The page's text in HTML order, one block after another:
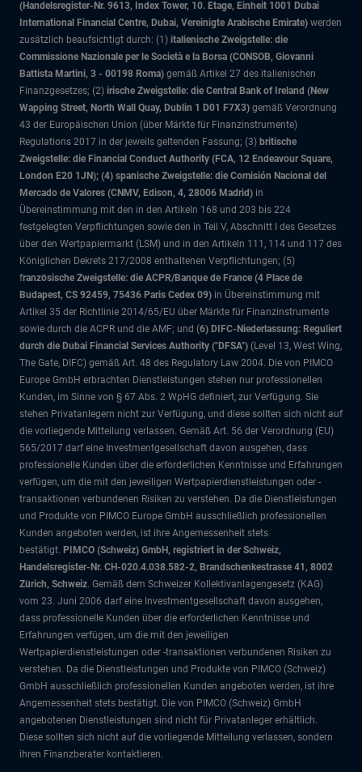
(Handelsregister-Nr. 9613, Index Tower, 10. Etage, Einheit 1001 Dubai
International Financial Centre, Dubai, Vereinigte Arabische Emirate) werden
zusätzlich beaufsichtigt durch: (1) italienische Zweigstelle: die
Commissione Nazionale per le Società e la Borsa (CONSOB, Giovanni
Battista Martini, 3 - 00198 Roma) gemäß Artikel 27 des italienischen
Finanzgesetzes; (2) irische Zweigstelle: die Central Bank of Ireland (New
Wapping Street, North Wall Quay, Dublin 1 D01 F7X3) gemäß Verordnung
43 der Europäischen Union (über Märkte für Finanzinstrumente)
Regulations 2017 in der jeweils geltenden Fassung; (3) britische
Zweigstelle: die Financial Conduct Authority (FCA, 12 Endeavour Square,
London E20 1JN); (4) spanische Zweigstelle: die Comisión Nacional del
Mercado de Valores (CNMV, Edison, 4, 28006 Madrid) in
Übereinstimmung mit den in den Artikeln 168 und 203 bis 224
festgelegten Verpflichtungen sowie den in Teil V, Abschnitt I des Gesetzes
über den Wertpapiermarkt (LSM) und in den Artikeln 111, 114 und 117 des
Königlichen Dekrets 217/2008 enthaltenen Verpflichtungen; (5)
französische Zweigstelle: die ACPR/Banque de France (4 Place de
Budapest, CS 92459, 75436 Paris Cedex 09) in Übereinstimmung mit
Artikel 35 der Richtlinie 2014/65/EU über Märkte für Finanzinstrumente
sowie durch die ACPR und die AMF; und (6) DIFC-Niederlassung: Reguliert
durch die Dubai Financial Services Authority ("DFSA") (Level 13, West Wing,
The Gate, DIFC) gemäß Art. 48 des Regulatory Law 2004. Die von PIMCO
Europe GmbH erbrachten Dienstleistungen stehen nur professionellen
Kunden, im Sinne von § 67 Abs. 2 WpHG definiert, zur Verfügung. Sie
stehen Privatanlegern nicht zur Verfügung, und diese sollten sich nicht auf
die vorliegende Mitteilung verlassen. Gemäß Art. 56 der Verordnung (EU)
565/2017 darf eine Investmentgesellschaft davon ausgehen, dass
professionelle Kunden über die erforderlichen Kenntnisse und Erfahrungen
verfügen, um die mit den jeweiligen Wertpapierdienstleistungen oder -
transaktionen verbundenen Risiken zu verstehen. Da die Dienstleistungen
und Produkte von PIMCO Europe GmbH ausschließlich professionellen
Kunden angeboten werden, ist ihre Angemessenheit stets
bestätigt. PIMCO (Schweiz) GmbH, registriert in der Schweiz,
Handelsregister-Nr. CH-020.4.038.582-2, Brandschenkestrasse 41, 8002
Zürich, Schweiz. Gemäß dem Schweizer Kollektivanlagengesetz (KAG)
vom 23. Juni 2006 darf eine Investmentgesellschaft davon ausgehen,
dass professionelle Kunden über die erforderlichen Kenntnisse und
Erfahrungen verfügen, um die mit den jeweiligen
Wertpapierdienstleistungen oder -transaktionen verbundenen Risiken zu
verstehen. Da die Dienstleistungen und Produkte von PIMCO (Schweiz)
GmbH ausschließlich professionellen Kunden angeboten werden, ist ihre
Angemessenheit stets bestätigt. Die von PIMCO (Schweiz) GmbH
angebotenen Dienstleistungen sind nicht für Privatanleger erhältlich.
Diese sollten sich nicht auf die vorliegende Mitteilung verlassen, sondern
ihren Finanzberater kontaktieren.